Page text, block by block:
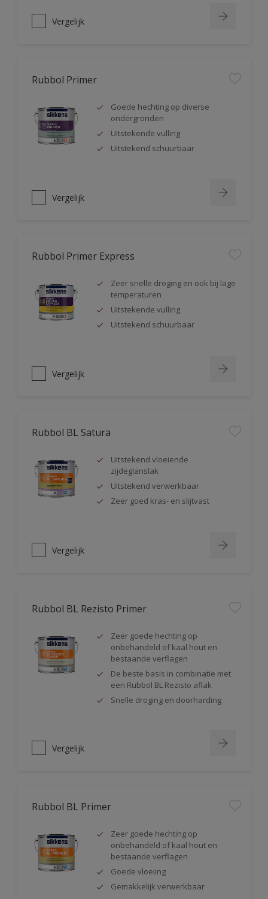
Vergelijk
Rubbol Primer
Goede hechting op diverse
ondergronden
Uitstekende vulling
Uitstekend schuurbaar
Vergelijk
Rubbol Primer Express
Zeer snelle droging en ook bij lage
temperaturen
Uitstekende vulling
Uitstekend schuurbaar
Vergelijk
Rubbol BL Satura
Uitstekend vloeiende
zijdeglanslak
Uitstekend verwerkbaar
Zeer goed kras- en slijtvast
Vergelijk
Rubbol BL Rezisto Primer
Zeer goede hechting op
onbehandeld of kaal hout en
bestaande verflagen
De beste basis in combinatie met
een Rubbol BL Rezisto aflak
Snelle droging en doorharding
Vergelijk
Rubbol BL Primer
Zeer goede hechting op
onbehandeld of kaal hout en
bestaande verflagen
Goede vloeiing
Gemakkelijk verwerkbaar